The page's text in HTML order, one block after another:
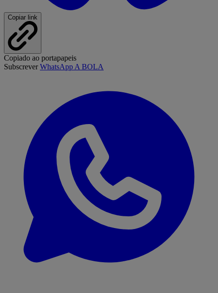
Copiar link
Copiado ao portapapeis
SubscreverWhatsApp A BOLA